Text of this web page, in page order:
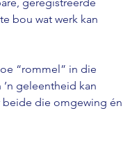
bou wat werk kan
“rommel” in die
geleentheid kan
die omgewing én